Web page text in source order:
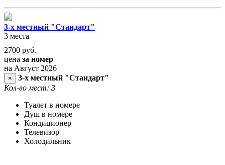
3-х местный "Стандарт"
3 места
2700 руб.
цена за номер
на Август 2026
×
3-х местный "Стандарт"
Кол-во мест: 3
Туалет в номере
Душ в номере
Кондиционер
Телевизор
Холодильник